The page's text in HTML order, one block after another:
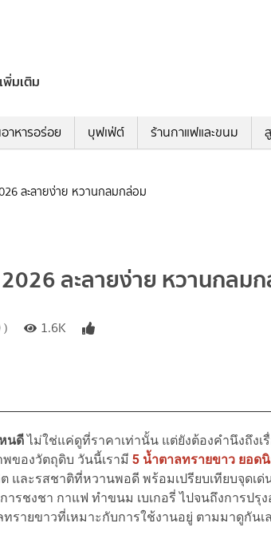
เพิ่มเติม
าหารอร่อย บุฟเฟ่ต์ ร้านกาแฟและขนม
ละลายง่าย หวานกลมกล่อม
ละลายง่าย หวานกลม
) 1.6K
หนดีไม่ใช่แค่ดูที่ราคาเท่านั้น แต่ยังต้องคำนึงถึงเ
ของวัตถุดิบ วันนี้เรามี 5 น้ำตาลทรายขาว ยอด
และรสชาติที่หวานพอดี พร้อมเปรียบเทียบจุดเด่
รชงชา กาแฟ ทำขนม เบเกอรี่ ไปจนถึงการปรุง
รายขาวที่เหมาะกับการใช้งานอยู่ ตามมาดูกันเ